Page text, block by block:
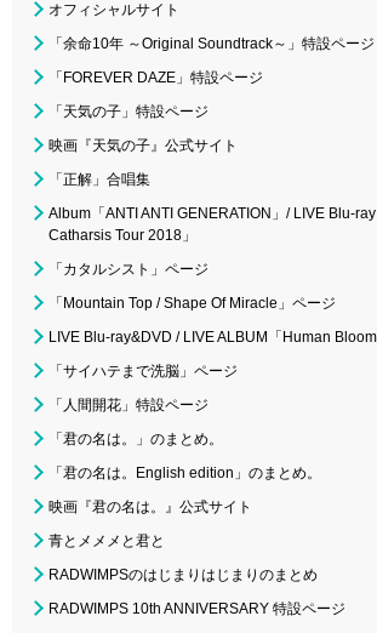
オフィシャルサイト
「余命10年 ～Original Soundtrack～」特設ページ
「FOREVER DAZE」特設ページ
「天気の子」特設ページ
映画『天気の子』公式サイト
「正解」合唱集
Album「ANTI ANTI GENERATION」/ LIVE Blu-
Catharsis Tour 2018」
「カタルシスト」ページ
「Mountain Top / Shape Of Miracle」ページ
LIVE Blu-ray&DVD / LIVE ALBUM「Human Bloom
「サイハテまで洗脳」ページ
「人間開花」特設ページ
「君の名は。」のまとめ。
「君の名は。English edition」のまとめ。
映画『君の名は。』公式サイト
青とメメメと君と
RADWIMPSのはじまりはじまりのまとめ
RADWIMPS 10th ANNIVERSARY 特設ページ